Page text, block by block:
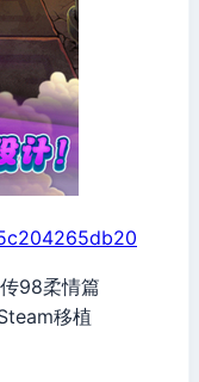
98柔情篇
移植